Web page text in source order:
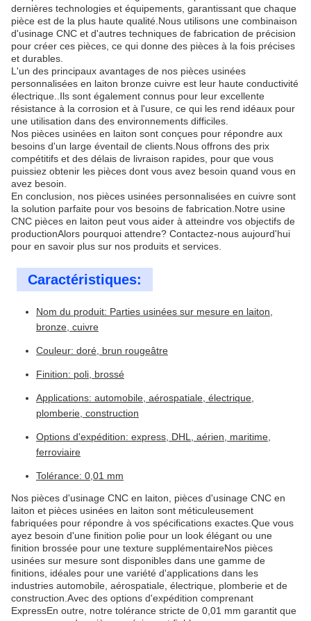
dernières technologies et équipements, garantissant que chaque
pièce est de la plus haute qualité.Nous utilisons une combinaison
d'usinage CNC et d'autres techniques de fabrication de précision
pour créer ces pièces, ce qui donne des pièces à la fois précises
et durables.
L'un des principaux avantages de nos pièces usinées
personnalisées en laiton bronze cuivre est leur haute conductivité
électrique..Ils sont également connus pour leur excellente
résistance à la corrosion et à l'usure, ce qui les rend idéaux pour
une utilisation dans des environnements difficiles.
Nos pièces usinées en laiton sont conçues pour répondre aux
besoins d'un large éventail de clients.Nous offrons des prix
compétitifs et des délais de livraison rapides, pour que vous
puissiez obtenir les pièces dont vous avez besoin quand vous en
avez besoin.
En conclusion, nos pièces usinées personnalisées en cuivre sont
la solution parfaite pour vos besoins de fabrication.Notre usine
CNC pièces en laiton peut vous aider à atteindre vos objectifs de
productionAlors pourquoi attendre? Contactez-nous aujourd'hui
pour en savoir plus sur nos produits et services.
Caractéristiques:
Nom du produit: Parties usinées sur mesure en laiton,
bronze, cuivre
Couleur: doré, brun rougeâtre
Finition: poli, brossé
Applications: automobile, aérospatiale, électrique,
plomberie, construction
Options d'expédition: express, DHL, aérien, maritime,
ferroviaire
Tolérance: 0,01 mm
Nos pièces d'usinage CNC en laiton, pièces d'usinage CNC en
laiton et pièces usinées en laiton sont méticuleusement
fabriquées pour répondre à vos spécifications exactes.Que vous
ayez besoin d'une finition polie pour un look élégant ou une
finition brossée pour une texture supplémentaireNos pièces
usinées sur mesure sont disponibles dans une gamme de
finitions, idéales pour une variété d'applications dans les
industries automobile, aérospatiale, électrique, plomberie et de
construction.Avec des options d'expédition comprenant
ExpressEn outre, notre tolérance stricte de 0,01 mm garantit que